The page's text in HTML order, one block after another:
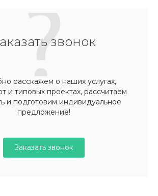
звонок
расскажем о наших услугах,
и типовых проектах, рассчитаем
и подготовим индивидуальное
предложение!
Заказать звонок